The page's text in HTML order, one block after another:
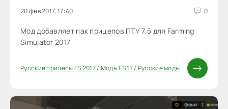
20 фев 2017, 17:40 0
Мод добавляет пак прицепов ПТУ 7.5 для Farming
Simulator 2017
Русские прицепы FS 2017/ Моды FS 17/ Русские моды для FS 17 /